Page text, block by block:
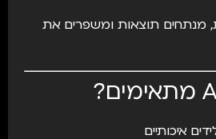
מנתחים תוצאות ומשפרים את
איכותיים